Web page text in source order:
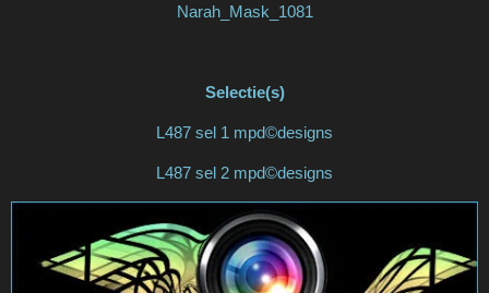
Narah_Mask_1081
Selectie(s)
L487 sel 1 mpd©designs
L487 sel 2 mpd©designs